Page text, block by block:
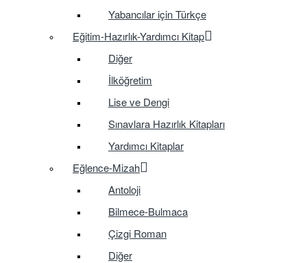
Yabancılar için Türkçe
Eğitim-Hazırlık-Yardımcı Kitap
Diğer
İlköğretim
Lise ve Dengi
Sınavlara Hazırlık Kitapları
Yardımcı Kitaplar
Eğlence-Mizah
Antoloji
Bilmece-Bulmaca
Çizgi Roman
Diğer